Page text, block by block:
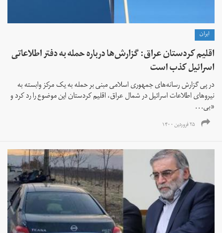
ايران
اقلیم کردستان عراق: گزارش‌ها درباره حمله به دفتر اطلاعاتی
اسرائیل کذب است
در پی گزارش رسانه‌های جمهوری اسلامی مبنی بر حمله به یک مرکز وابسته به
نیروهای اطلاعات اسرائیل در شمال عراق،‌ اقلیم کردستان این موضوع را رد کرد و
«بی‌...
۲۵ فروردین ۱۴۰۰